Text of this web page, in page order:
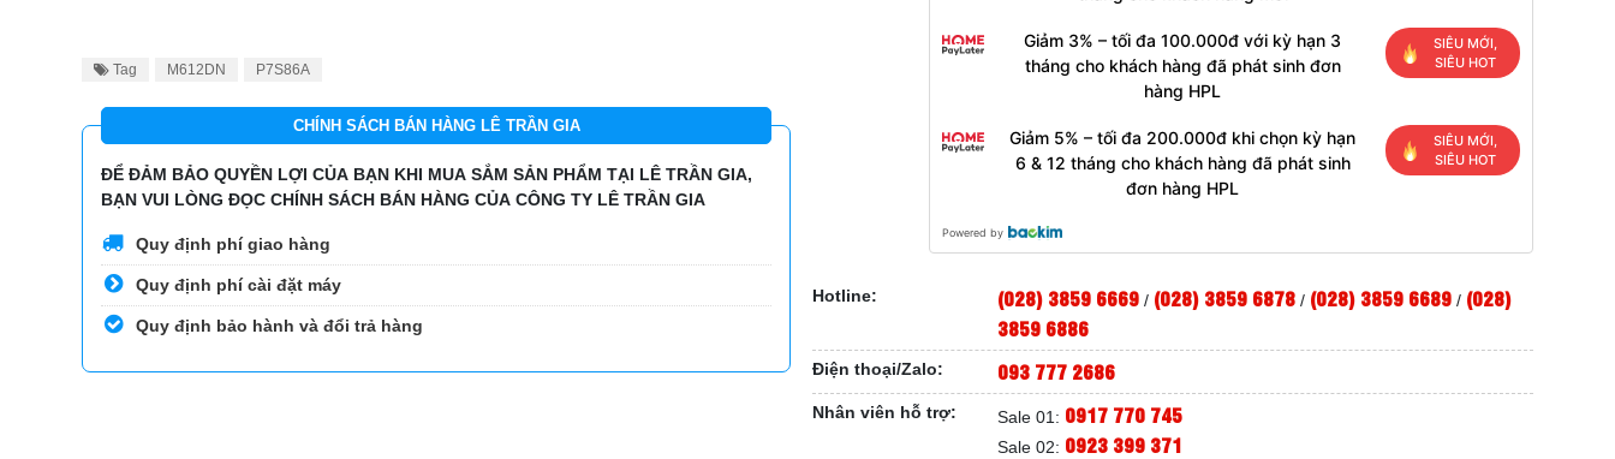
Tag M612DN P7S86A
CHÍNH SÁCH BÁN HÀNG LÊ TRẦN GIA
ĐỂ ĐẢM BẢO QUYỀN LỢI CỦA BẠN KHI MUA SẮM SẢN PHẨM TẠI LÊ TRẦN GIA,
BẠN VUI LÒNG ĐỌC CHÍNH SÁCH BÁN HÀNG CỦA CÔNG TY LÊ TRẦN GIA
Quy định phí giao hàng
Quy định phí cài đặt máy
Quy định bảo hành và đổi trả hàng
Giảm 3% – tối đa 100.000đ với kỳ hạn 3
tháng cho khách hàng đã phát sinh đơn
hàng HPL
SIÊU MỚI,
SIÊU HOT
Giảm 5% – tối đa 200.000đ khi chọn kỳ hạn
6 & 12 tháng cho khách hàng đã phát sinh
đơn hàng HPL
SIÊU MỚI,
SIÊU HOT
Powered by
Hotline: (028) 3859 6669 / (028) 3859 6878 / (028) 3859 6689 / (028)
3859 6886
Điện thoại/Zalo: 093 777 2686
Nhân viên hỗ trợ: Sale 01: 0917 770 745
Sale 02: 0923 399 371